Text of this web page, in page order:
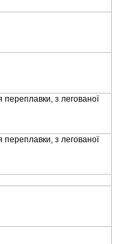
з легованої
з легованої